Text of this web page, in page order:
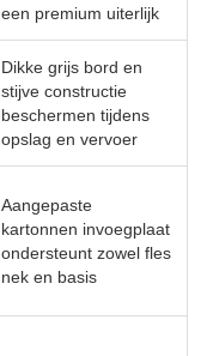
een premium uiterlijk
Dikke grijs bord en
stijve constructie
beschermen tijdens
opslag en vervoer
Aangepaste
kartonnen invoegplaat
ondersteunt zowel fles
nek en basis